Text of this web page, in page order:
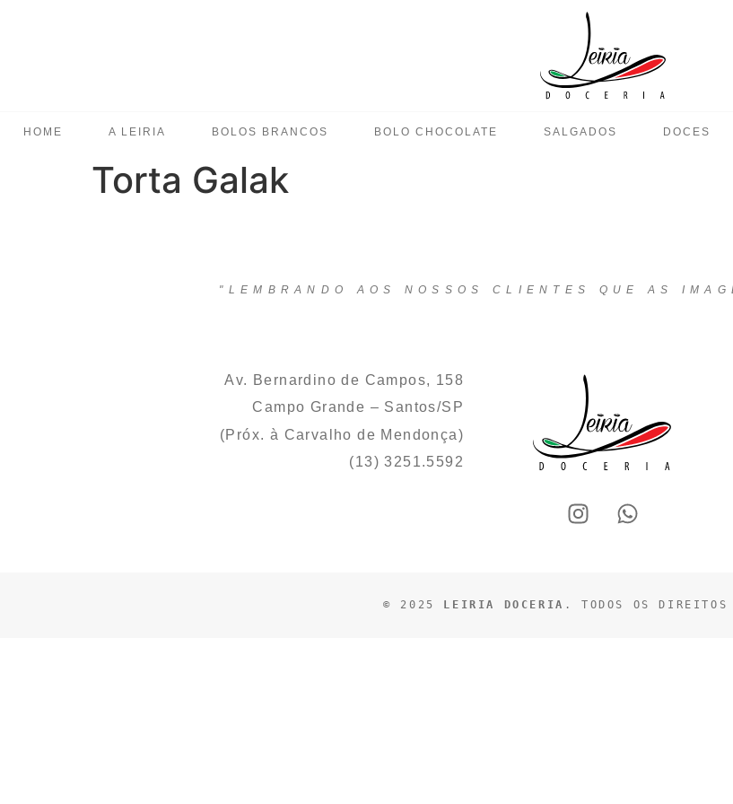
HOME A LEIRIA BOLOS BRANCOS BOLO CHOCOLATE SALGADOS DOCES
Torta Galak
"LEMBRANDO AOS NOSSOS CLIENTES QUE AS
Av. Bernardino de Campos, 158
Campo Grande – Santos/SP
(Próx. à Carvalho de Mendonça)
(13) 3251.5592
© 2025 LEIRIA DOCERIA . TODOS OS DIREITOS